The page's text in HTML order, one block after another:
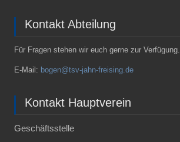
Kontakt Abteilung
Für Fragen stehen wir euch gerne zur Verfügung.
E-Mail: bogen@tsv-jahn-freising.de
Kontakt Hauptverein
Geschäftsstelle